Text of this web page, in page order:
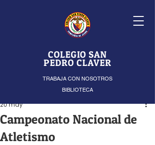
COLEGIO SAN
PEDRO CLAVER
TRABAJA CON NOSOTROS
BIBLIOTECA
Campeonato Nacional de
Atletismo
20 may